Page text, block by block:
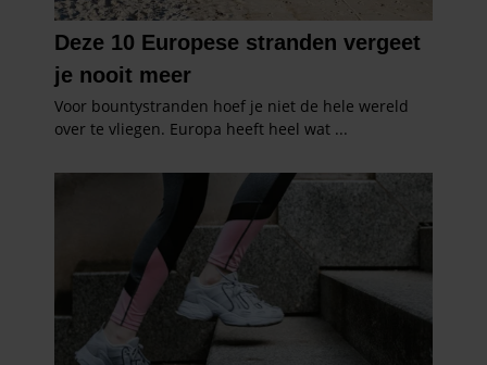
partners voor social media, adverteren en analyse. Deze
partners kunnen deze gegevens combineren met andere
informatie die u aan ze heeft verstrekt of die ze hebben
verzameld op basis van uw gebruik van hun services. U
gaat akkoord met onze cookies als u onze website blijft